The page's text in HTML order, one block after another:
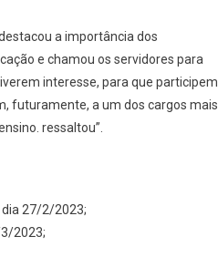
a importância dos
e chamou os servidores para
interesse, para que participem
futuramente, a um dos cargos mais
ressaltou”.
dia 27/2/2023;
2023;